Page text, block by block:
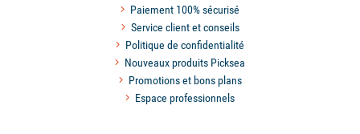
Paiement 100% sécurisé
Service client et conseils
Politique de confidentialité
Nouveaux produits Picksea
Promotions et bons plans
Espace professionnels